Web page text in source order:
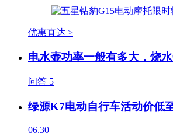
优惠直达 >
电水壶功率一般有多大，烧
问答 5
绿源K7电动自行车活动价低
06.30